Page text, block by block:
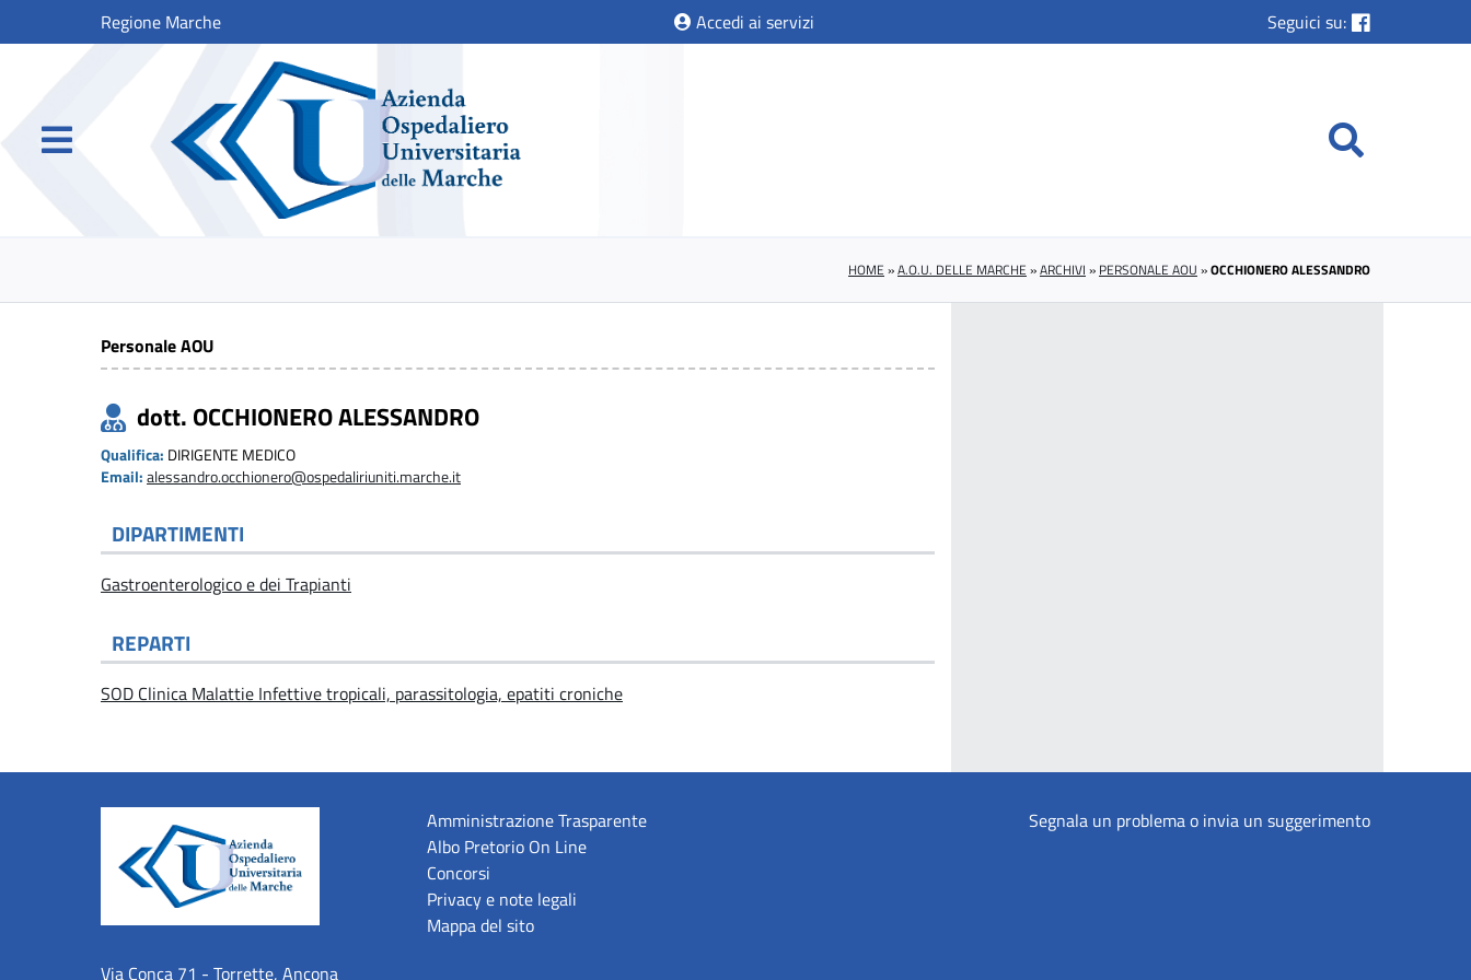
Regione Marche Accedi ai servizi Seguici su:
HOME »A.O.U. DELLE MARCHE »ARCHIVI » PERSONALE AOU »OCCHIONERO ALESSANDRO
Personale AOU
dott. OCCHIONERO ALESSANDRO
Qualifica: DIRIGENTE MEDICO
Email: alessandro.occhionero@ospedaliriuniti.marche.it
DIPARTIMENTI
Gastroenterologico e dei Trapianti
REPARTI
SOD Clinica Malattie Infettive tropicali, parassitologia, epatiti croniche
Via Conca 71 - Torrette, Ancona
Amministrazione Trasparente
Albo Pretorio On Line
Concorsi
Privacy e note legali
Mappa del sito
Segnala un problema o invia un suggerimento